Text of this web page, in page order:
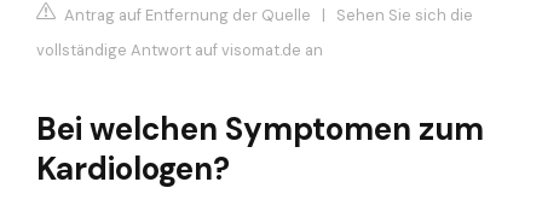
Antrag auf Entfernung der Quelle | Sehen Sie sich die
vollständige Antwort auf visomat.de an
Bei welchen Symptomen zum
Kardiologen?